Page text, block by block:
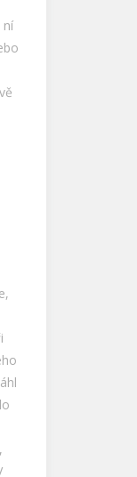
ní